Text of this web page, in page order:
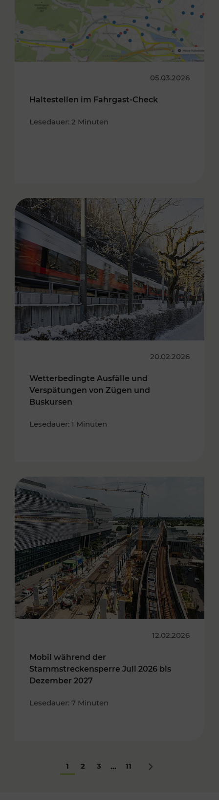
05.03.2026
Haltestellen im Fahrgast-Check
Lesedauer: 2 Minuten
20.02.2026
Wetterbedingte Ausfälle und
Verspätungen von Zügen und
Buskursen
Lesedauer: 1 Minuten
12.02.2026
Mobil während der
Stammstreckensperre Juli 2026 bis
Dezember 2027
Lesedauer: 7 Minuten
1 2 3 ... 11 Nächstes